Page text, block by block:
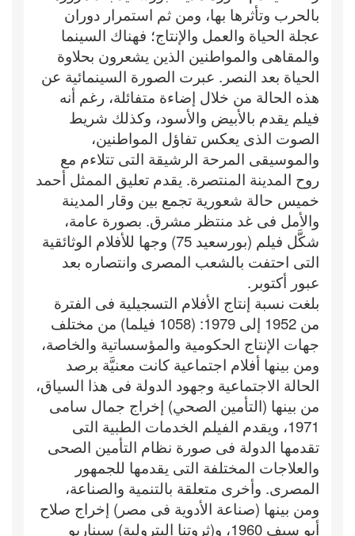
بالحرب وتأثرها بها، ومن ثم استمرار دوران
عجلة الحياة والعمل والإنتاج؛ فهناك السينما
والمقاهى والمواطنين الذين يشعرون بحلاوة
الحياة بعد النصر. عبرت الصورة السينمائية عن
هذه الحالة من خلال إضاءة متفائلة، رغم أنه
فيلم يقدم بالأبيض والأسود، وكذلك شريط
الصوت الذى يعكس تفاؤل المواطنين،
والموسيقى المرحة الرشيقة التى تتلاءم مع
روح المدينة المنتصرة. يقدم تعليق الممثل أحمد
خميس حالة شعورية تجمع بين وقار المدينة
والأمل فى غد منتظر مشرق. بصورة عامة،
شكَّل فيلم (بورسعيد 75) وجها للأفلام الوثائقية
التى احتفت بالشعب المصرى وانتصاره بعد
عبور أكتوبر.
بلغت نسبة إنتاج الأفلام التسجيلية فى الفترة
من 1952 إلى 1979: (1058 فيلما) من مختلف
جهات الإنتاج الحكومية والمؤسساتية والخاصة،
ومن بينها أفلام اجتماعية كانت معنيَّة برصد
الحالة الاجتماعية وجهود الدولة فى هذا السياق،
من بينها (التأمين الصحي) إخراج جمال سامى
1971، ويقدم الفيلم الخدمات الطبية التى
تقدمها الدولة فى صورة نظام التأمين الصحى
والعلاجات المختلفة التى يقدمها للجمهور
المصرى. وأخرى متعلقة بالتنمية والصناعة،
ومن بينها (صناعة الأدوية فى مصر) إخراج صلاح
أبو سيف 1960، و(ثروتنا البترولية) سيناريو